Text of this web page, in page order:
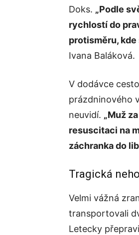
Doks. „Podle
rychlostí do
protisměru,
Ivana Baláková.
V dodávce
prázdninového
neuvidí. „Muž
resuscitaci na
záchranka do
Tragická
Velmi vážná
transportovali
Letecky